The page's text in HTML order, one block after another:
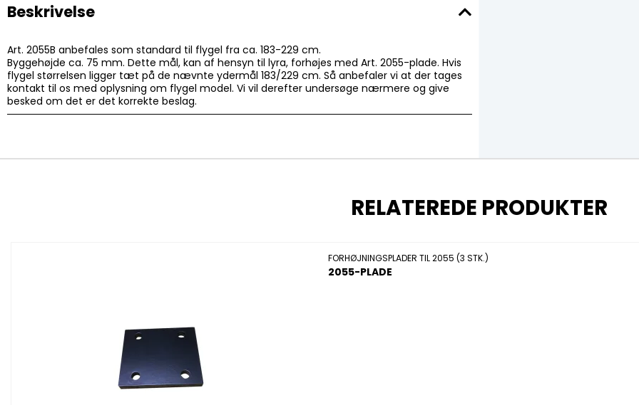
Beskrivelse
Art. 2055B anbefales som standard til flygel fra ca. 183-229 cm.
Byggehøjde ca. 75 mm. Dette mål, kan af hensyn til lyra, forhøjes med Art. 2055-plade. Hvis
flygel størrelsen ligger tæt på de nævnte ydermål 183/229 cm. Så anbefaler vi at der tages
kontakt til os med oplysning om flygel model. Vi vil derefter undersøge nærmere og give
besked om det er det korrekte beslag.
RELATEREDE PRODUKTER
FORHØJNINGSPLADER TIL 2055 (3 STK.)
2055-PLADE